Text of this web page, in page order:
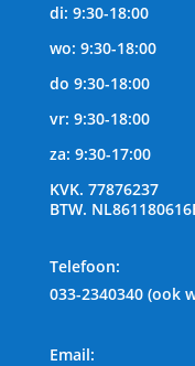
di: 9:30-18:00
wo: 9:30-18:00
do 9:30-18:00
vr: 9:30-18:00
za: 9:30-17:00
KVK. 77876237
BTW.
Telefoon:
033-2340340 (ook
Email: